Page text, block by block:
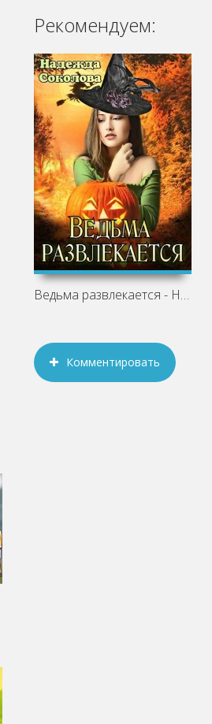
Рекомендуем:
Ведьма развлекается - Надежда Соколова
Комментировать